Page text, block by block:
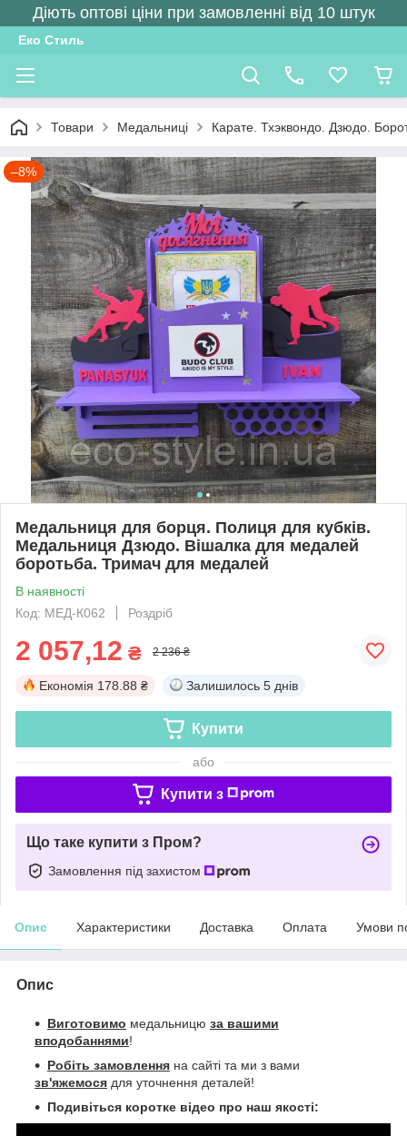
Діють оптові ціни при замовленні від 10 штук
Еко Стиль
Товари Медальниці Карате. Тхэквондо. Дзюдо.
–8%
Медальниця для борця. Полиця для кубків.
Медальниця Дзюдо. Вішалка для медалей
боротьба. Тримач для медалей
В наявності
Код: МЕД-К062
Роздріб
2 057,12 ₴ 2 236 ₴
Економія 178.88 ₴ Залишилось 5 днів
Купити
або
Купити з
Що таке купити з Пром?
Замовлення під захистом
Опис Характеристики Доставка Оплата Умови
Опис
Виготовимо медальницю за вашими
вподобаннями!
Робіть замовлення на сайті та ми з вами
зв'яжемося для уточнення деталей!
Подивіться коротке відео про наш якості: